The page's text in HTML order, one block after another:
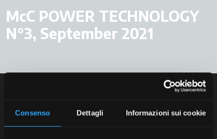
Consenso Dettagli Informazioni sui cookie
McC POWER TECHNOLOGY
N°3, September 2021